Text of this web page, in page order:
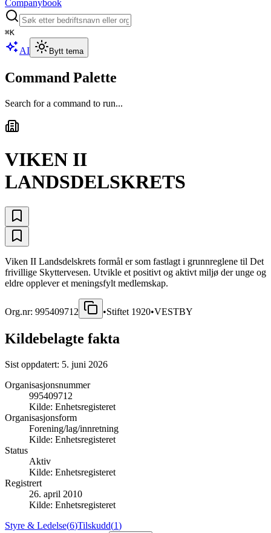
Companybook
⌘K
AI Bytt tema
Command Palette
Search for a command to run...
VIKEN II
LANDSDELSKRETS
Viken II Landsdelskrets formål er som fastlagt i grunnreglene til Det
frivillige Skyttervesen. Utvikle et positivt og aktivt miljø der unge og
eldre opplever et meningsfylt medlemskap.
Org.nr: 995409712 •Stiftet 1920•VESTBY
Kildebelagte fakta
Sist oppdatert: 5. juni 2026
Organisasjonsnummer
995409712
Kilde: Enhetsregisteret
Organisasjonsform
Forening/lag/innretning
Kilde: Enhetsregisteret
Status
Aktiv
Kilde: Enhetsregisteret
Registrert
26. april 2010
Kilde: Enhetsregisteret
Styre & Ledelse(6)Tilskudd(1)